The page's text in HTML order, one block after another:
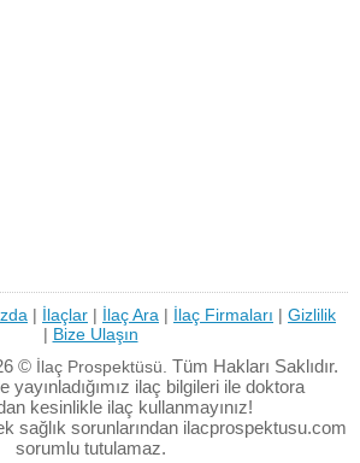
| İlaçlar | İlaç Ara | İlaç Firmaları | Gizlilik
| Bize Ulaşın
© İlaç Prospektüsü. Tüm Hakları Saklıdır.
yayınladığımız ilaç bilgileri ile doktora
kesinlikle ilaç kullanmayınız!
sağlık sorunlarından ilacprospektusu.com
sorumlu tutulamaz.